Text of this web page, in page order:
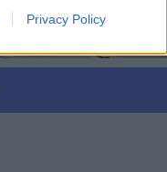
Privacy Policy